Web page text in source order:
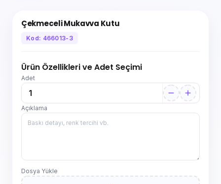
Çekmeceli Mukavva Kutu
Kod: 466013-3
Ürün Özellikleri ve Adet Seçimi
Adet
Açıklama
Dosya Yükle